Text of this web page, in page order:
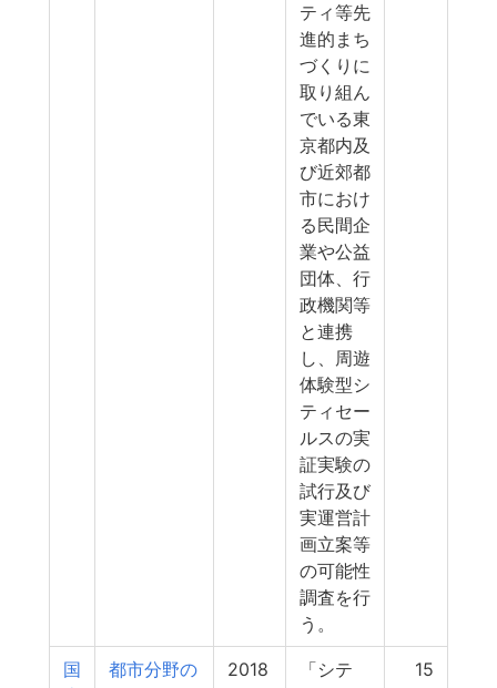
ティ等先
進的まち
づくりに
取り組ん
でいる東
京都内及
び近郊都
市におけ
る民間企
業や公益
団体、行
政機関等
と連携
し、周遊
体験型シ
ティセー
ルスの実
証実験の
試行及び
実運営計
画立案等
の可能性
調査を行
う。
国
都市分野の
2018
「シテ
15